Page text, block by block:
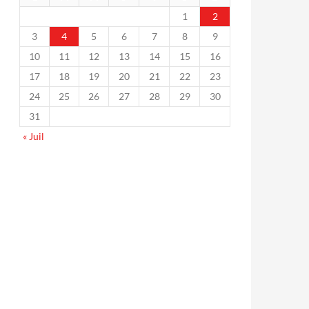
1
2
3
4 5 6 7 8
9
10
11 12 13 14 15
16
17
18 19 20 21 22
23
24
25 26 27 28 29
30
31
« Juil